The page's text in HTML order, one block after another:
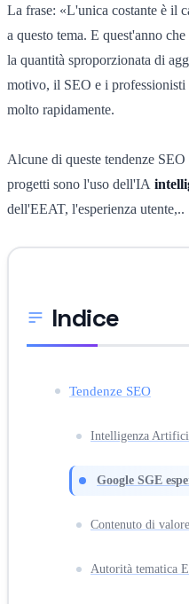
La frase: «L'unica costante è il
a questo tema. E quest'anno
la quantità sproporzionata di
motivo, il SEO e i professionisti
molto rapidamente.
Alcune di queste tendenze
progetti sono l'uso dell'IA
dell'EEAT, l'esperienza utente,..
Indice
Tendenze SEO
Intelligenza
Google SGE
Contenuto di
Autorità tematica